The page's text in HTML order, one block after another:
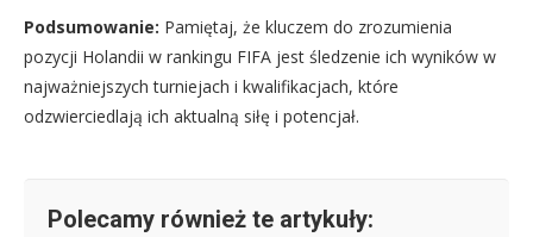
Podsumowanie: Pamiętaj, że kluczem do zrozumienia
pozycji Holandii w rankingu FIFA jest śledzenie ich wyników w
najważniejszych turniejach i kwalifikacjach, które
odzwierciedlają ich aktualną siłę i potencjał.
Polecamy również te artykuły: